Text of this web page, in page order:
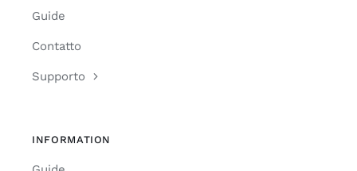
Guide
Contatto
Supporto
INFORMATION